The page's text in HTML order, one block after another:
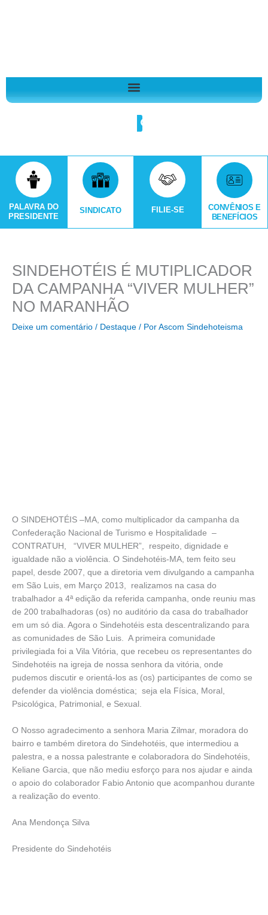
Search
PALAVRA DO
PRESIDENTE
SINDICATO FILIE-SE
CONVÊNIOS E
BENEFÍCIOS
SINDEHOTÉIS É MUTIPLICADOR
DA CAMPANHA “VIVER MULHER”
NO MARANHÃO
Deixe um comentário / Destaque / Por Ascom Sindehoteisma
O SINDEHOTÉIS –MA, como multiplicador da campanha da
Confederação Nacional de Turismo e Hospitalidade –
CONTRATUH, “VIVER MULHER”, respeito, dignidade e
igualdade não a violência. O Sindehotéis-MA, tem feito seu
papel, desde 2007, que a diretoria vem divulgando a campanha
em São Luis, em Março 2013, realizamos na casa do
trabalhador a 4ª edição da referida campanha, onde reuniu mas
de 200 trabalhadoras (os) no auditório da casa do trabalhador
em um só dia. Agora o Sindehotéis esta descentralizando para
as comunidades de São Luis. A primeira comunidade
privilegiada foi a Vila Vitória, que recebeu os representantes do
Sindehotéis na igreja de nossa senhora da vitória, onde
pudemos discutir e orientá-los as (os) participantes de como se
defender da violência doméstica; seja ela Física, Moral,
Psicológica, Patrimonial, e Sexual.
O Nosso agradecimento a senhora Maria Zilmar, moradora do
bairro e também diretora do Sindehotéis, que intermediou a
palestra, e a nossa palestrante e colaboradora do Sindehotéis,
Keliane Garcia, que não mediu esforço para nos ajudar e ainda
o apoio do colaborador Fabio Antonio que acompanhou durante
a realização do evento.
Ana Mendonça Silva
Presidente do Sindehotéis
o